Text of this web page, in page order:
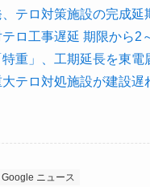
テロ対策施設の完成
ロ工事遅延 期限から2
重」、工期延長を東電
テロ対処施設が建設
ニュース